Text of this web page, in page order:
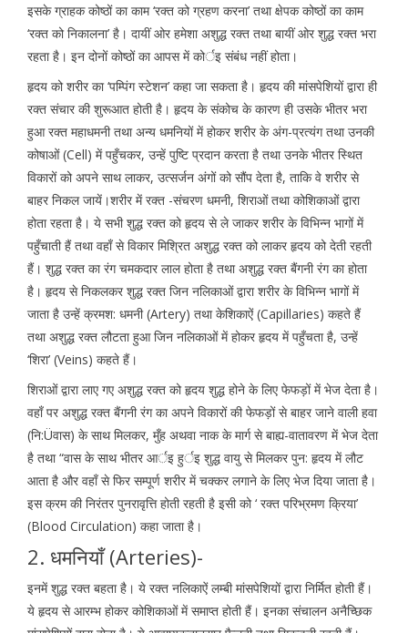
इसके ग्राहक कोष्ठों का काम ‘रक्त को ग्रहण करना’ तथा क्षेपक कोष्ठों का काम
‘रक्त को निकालना’ है। दायीं ओर हमेशा अशुद्ध रक्त तथा बायीं ओर शुद्ध रक्त भरा
रहता है। इन दोनों कोष्ठों का आपस में कोर्इ संबंध नहीं होता।
हृदय को शरीर का ‘पम्पिंग स्टेशन’ कहा जा सकता है। हृदय की मांसपेशियों द्वारा ही
रक्त संचार की शुरूआत होती है। हृदय के संकोच के कारण ही उसके भीतर भरा
हुआ रक्त महाधमनी तथा अन्य धमनियों में होकर शरीर के अंग-प्रत्यंग तथा उनकी
कोषाओं (Cell) में पहुँचकर, उन्हें पुष्टि प्रदान करता है तथा उनके भीतर स्थित
विकारों को अपने साथ लाकर, उत्सर्जन अंगों को सौंप देता है, ताकि वे शरीर से
बाहर निकल जायें।शरीर में रक्त -संचरण धमनी, शिराओं तथा कोशिकाओं द्वारा
होता रहता है। ये सभी शुद्ध रक्त को हृदय से ले जाकर शरीर के विभिन्न भागों में
पहुँचाती हैं तथा वहाँ से विकार मिश्रित अशुद्ध रक्त को लाकर हृदय को देती रहती
हैं। शुद्ध रक्त का रंग चमकदार लाल होता है तथा अशुद्ध रक्त बैंगनी रंग का होता
है। हृदय से निकलकर शुद्ध रक्त जिन नलिकाओं द्वारा शरीर के विभिन्न भागों में
जाता है उन्हें क्रमश: धमनी (Artery) तथा केशिकाऐं (Capillaries) कहते हैं
तथा अशुद्ध रक्त लौटता हुआ जिन नलिकाओं में होकर हृदय में पहुँचता है, उन्हें
‘शिरा’ (Veins) कहते हैं।
शिराओं द्वारा लाए गए अशुद्ध रक्त को हृदय शुद्ध होने के लिए फेफड़ों में भेज देता है।
वहाँ पर अशुद्ध रक्त बैंगनी रंग का अपने विकारों की फेफड़ों से बाहर जाने वाली हवा
(नि:Üवास) के साथ मिलकर, मुँह अथवा नाक के मार्ग से बाह्य-वातावरण में भेज देता
है तथा “वास के साथ भीतर आर्इ हुर्इ शुद्ध वायु से मिलकर पुन: हृदय में लौट
आता है और वहाँ से फिर सम्पूर्ण शरीर में चक्कर लगाने के लिए भेज दिया जाता है।
इस क्रम की निरंतर पुनरावृत्ति होती रहती है इसी को ‘ रक्त परिभ्रमण क्रिया’
(Blood Circulation) कहा जाता है।
2. धमनियाँ (Arteries)-
इनमें शुद्ध रक्त बहता है। ये रक्त नलिकाऐं लम्बी मांसपेशियों द्वारा निर्मित होती हैं।
ये हृदय से आरम्भ होकर कोशिकाओं में समाप्त होती हैं। इनका संचालन अनैच्छिक